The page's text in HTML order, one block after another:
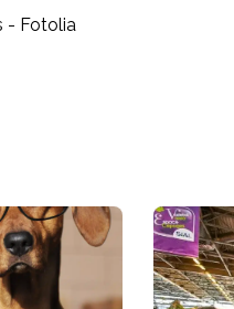
- Fotolia